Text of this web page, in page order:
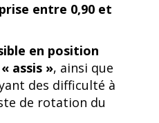
entre 0,90 et
en position
assis », ainsi que
des difficulté à
de rotation du